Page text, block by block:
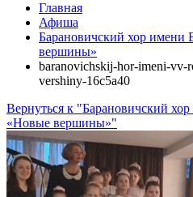
Главная
Афиша
Барановичский хор имени
вершины»
baranovichskij-hor-imeni-vv-
vershiny-16c5a40
Вернуться к "Барановичский
«Новые вершины»"